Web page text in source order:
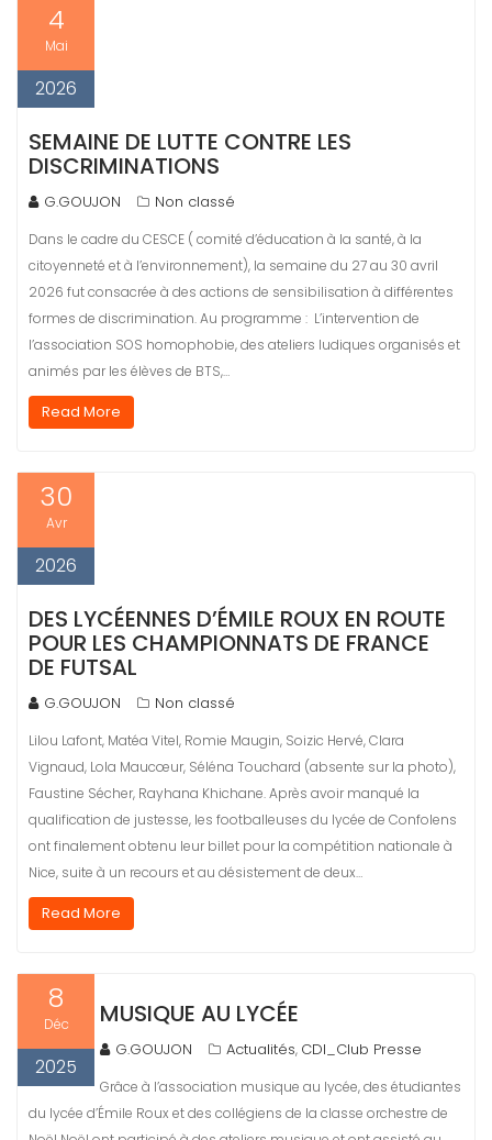
4
Mai
2026
SEMAINE DE LUTTE CONTRE LES
DISCRIMINATIONS
G.GOUJON Non classé
Dans le cadre du CESCE ( comité d’éducation à la santé, à la
citoyenneté et à l’environnement), la semaine du 27 au 30 avril
2026 fut consacrée à des actions de sensibilisation à différentes
formes de discrimination. Au programme : L’intervention de
l’association SOS homophobie, des ateliers ludiques organisés et
animés par les élèves de BTS,…
Read More
30
Avr
2026
DES LYCÉENNES D’ÉMILE ROUX EN ROUTE
POUR LES CHAMPIONNATS DE FRANCE
DE FUTSAL
G.GOUJON Non classé
Lilou Lafont, Matéa Vitel, Romie Maugin, Soizic Hervé, Clara
Vignaud, Lola Maucœur, Séléna Touchard (absente sur la photo),
Faustine Sécher, Rayhana Khichane. Après avoir manqué la
qualification de justesse, les footballeuses du lycée de Confolens
ont finalement obtenu leur billet pour la compétition nationale à
Nice, suite à un recours et au désistement de deux…
Read More
8
Déc
2025
MUSIQUE AU LYCÉE
G.GOUJON Actualités, CDI_Club Presse
Grâce à l’association musique au lycée, des étudiantes
du lycée d’Émile Roux et des collégiens de la classe orchestre de